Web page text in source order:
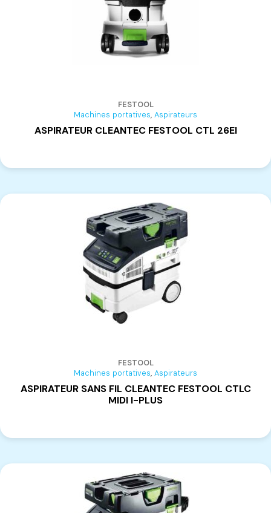
FESTOOL
Machines portatives, Aspirateurs
ASPIRATEUR CLEANTEC FESTOOL CTL 26EI
FESTOOL
Machines portatives, Aspirateurs
ASPIRATEUR SANS FIL CLEANTEC FESTOOL CTLC
MIDI I-PLUS